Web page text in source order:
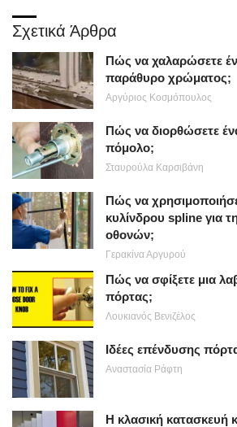
Σχετικά Άρθρα
Πώς να χαλαρώσετε
παράθυρο χρώματος;
Αργύριος Κοσμόπουλος
Πώς να διορθώσετε
πόμολο;
Σταυρούλα Καρσιβάνη
Πώς να
κυλίνδρου spline για
οθονών;
Γερακίνα Αργυρού
Πώς να σφίξετε μια
πόρτας;
Λουκιανός Βενιζέλος
Ιδέες επένδυσης
Αναστασία Ράφτη
Η κλασική κατασκευή